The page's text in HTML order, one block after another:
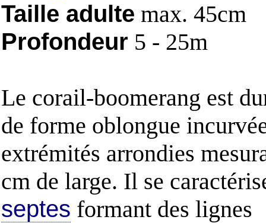
Taille adulte max. 45cm
Profondeur 5 - 25m
Le corail-boomerang est
de forme oblongue
extrémités arrondies
cm de large. Il se
septes formant des lignes